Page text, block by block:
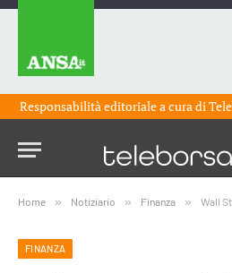
Responsabilità editoriale a cura di
Home » Notiziario » Finanza » Wall Street
FINANZA